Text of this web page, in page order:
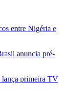
entre Nigéria e
anuncia pré-
lança primeira TV